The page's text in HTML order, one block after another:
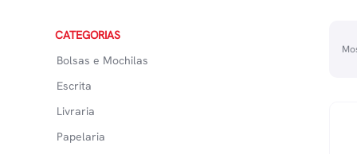
CATEGORIAS
Bolsas e Mochilas
Escrita
Livraria
Papelaria